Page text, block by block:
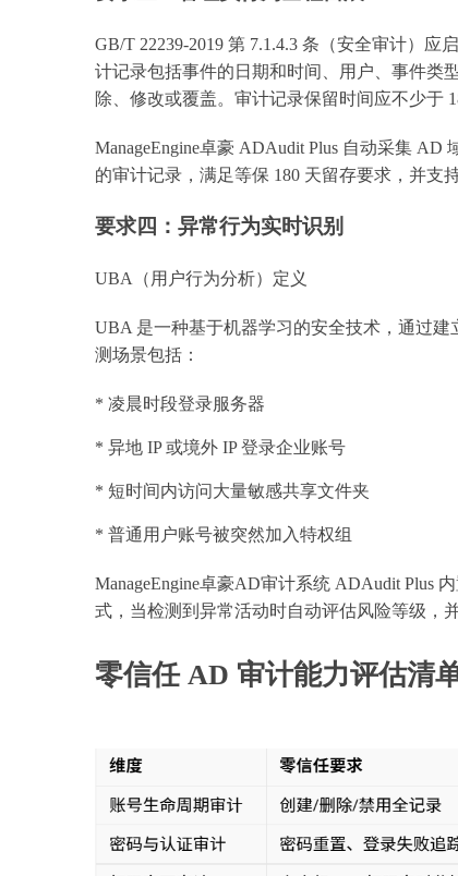
GB/T 22239-2019 第 7.1.4.3 条（安全审计）
计记录包括事件的日期和时间、用户、事件类
除、修改或覆盖。审计记录保留时间应不少于
ManageEngine卓豪 ADAudit Plus 自动采集
的审计记录，满足等保 180 天留存要求，并支
要求四：异常行为实时识别
UBA（用户行为分析）定义
UBA 是一种基于机器学习的安全技术，通过
测场景包括：
* 凌晨时段登录服务器
* 异地 IP 或境外 IP 登录企业账号
* 短时间内访问大量敏感共享文件夹
* 普通用户账号被突然加入特权组
ManageEngine卓豪AD审计系统 ADAudit Plus
式，当检测到异常活动时自动评估风险等级，
零信任 AD 审计能力评估清